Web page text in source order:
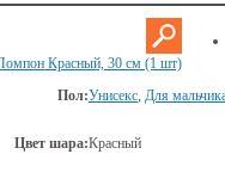
Красный, 30 см (1 шт)
Пол:Унисекс, Для
Цвет шара:Красный